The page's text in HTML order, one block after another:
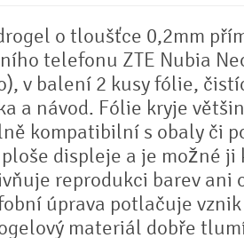
o tloušťce 0,2mm
telefonu ZTE Nubia
v balení 2 kusy fólie,
a návod. Fólie kryje
kompatibilní s obaly či
displeje a je možné ji
reprodukci barev ani
úprava potlačuje
materiál dobře